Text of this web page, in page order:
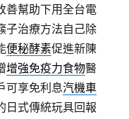
善幫助下用全台電
子治療方法自己除
便秘酵素促進新陳
增強免疫力食物醫
可享免利息汽機車
日式傳統玩具回報